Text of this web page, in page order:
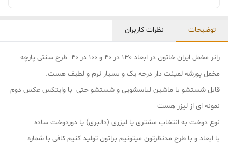
توضیحات نظرات کاربران
رانر مخمل ایران خاتون در ابعاد ۱۳۰ در ۴۰ و ۱۰۰ در ۴۰ طرح سنتی پارچه
مخمل پورشه لمینت دار درجه یک و بسیار نرم و لطیف هست.
قابل شستشو با ماشین لباسشویی و شستشو حتی با وایتکس عکس دوم
نمونه ای از لیزر هست
نوع دوخت به انتخاب مشتری یا لیزری (دالبری) یا دوردوخت ساده
با ابعاد و با طرح مدنظرتون میتونیم براتون تولید کنیم کافی با شماره